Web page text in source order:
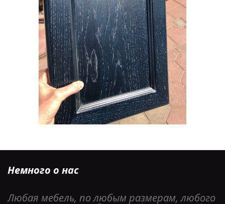
Немного о нас
Любая мебель, по любым размерам, любого